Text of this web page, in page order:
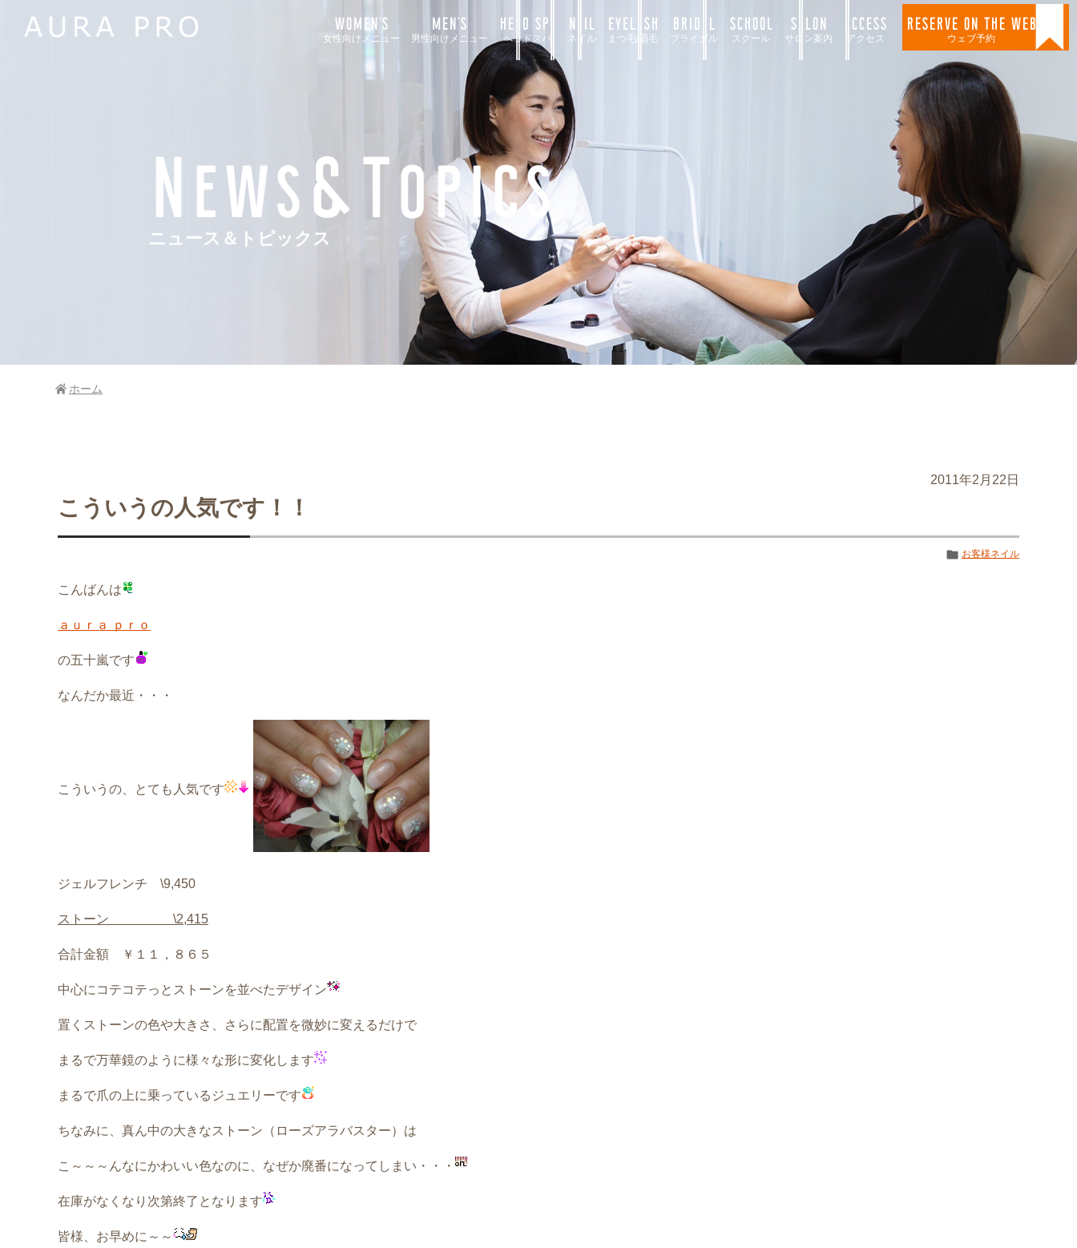
WOMEN’S
女性向けメニュー
MEN’S
男性向けメニュー
HEAD SPA
ヘッドスパ
NAIL
ネイル
EYELASH
まつ毛/眉毛
BRIDAL
ブライダル
SCHOOL
スクール
SALON
サロン案内
ACCESS
アクセス
RESERVE ON THE WEB
ウェブ予約
News&Topics
ニュース＆トピックス
ホーム
2011年2月22日
こういうの人気です！！
お客様ネイル
こんばんは
ａｕｒａ ｐｒｏ
の五十嵐です
なんだか最近・・・
こういうの、とても人気です
ジェルフレンチ \9,450
ストーン \2,415
合計金額 ￥１１，８６５
中心にコテコテっとストーンを並べたデザイン
置くストーンの色や大きさ、さらに配置を微妙に変えるだけで
まるで万華鏡のように様々な形に変化します
まるで爪の上に乗っているジュエリーです
ちなみに、真ん中の大きなストーン（ローズアラバスター）は
こ～～～んなにかわいい色なのに、なぜか廃番になってしまい・・・
在庫がなくなり次第終了となります
皆様、お早めに～～